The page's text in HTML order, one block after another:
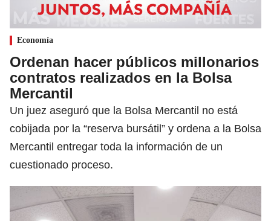
Economía
Ordenan hacer públicos millonarios
contratos realizados en la Bolsa
Mercantil
Un juez aseguró que la Bolsa Mercantil no está
cobijada por la “reserva bursátil” y ordena a la Bolsa
Mercantil entregar toda la información de un
cuestionado proceso.